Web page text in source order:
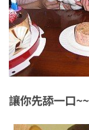
讓你先舔一口